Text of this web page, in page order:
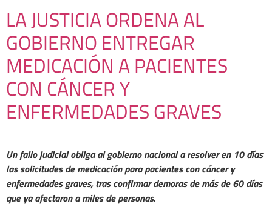
LA JUSTICIA ORDENA AL
GOBIERNO ENTREGAR
MEDICACIÓN A PACIENTES
CON CÁNCER Y
ENFERMEDADES GRAVES
Un fallo judicial obliga al gobierno nacional a resolver en 10 días
las solicitudes de medicación para pacientes con cáncer y
enfermedades graves, tras confirmar demoras de más de 60 días
que ya afectaron a miles de personas.